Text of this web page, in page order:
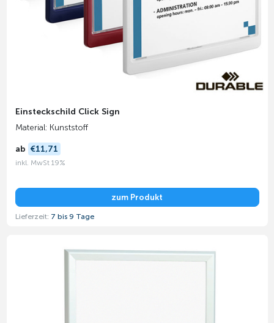
Einsteckschild Click Sign
Material: Kunststoff
ab €11,71
inkl. MwSt 19%
zum Produkt
Lieferzeit: 7 bis 9 Tage